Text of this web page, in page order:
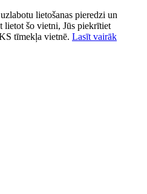
lietošanas pieredzi un
lietot šo vietni, Jūs piekrītiet
tīmekļa vietnē. Lasīt vairāk